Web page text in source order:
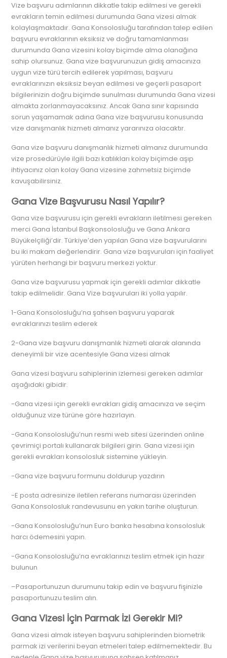
Vize başvuru adımlarının dikkatle takip edilmesi ve gerekli
evrakların temin edilmesi durumunda Gana vizesi almak
kolaylaşmaktadır. Gana Konsolosluğu tarafından talep edilen
başvuru evraklarının eksiksiz ve doğru tamamlanması
durumunda Gana vizesini kolay biçimde alma olanağına
sahip olursunuz. Gana vize başvurunuzun gidiş amacınıza
uygun vize türü tercih edilerek yapılması, başvuru
evraklarınızın eksiksiz beyan edilmesi ve geçerli pasaport
bilgilerinizin doğru biçimde sunulması durumunda Gana vizesi
almakta zorlanmayacaksınız. Ancak Gana sınır kapısında
sorun yaşamamak adına Gana vize başvurusu konusunda
vize danışmanlık hizmeti almanız yararınıza olacaktır.
Gana vize başvuru danışmanlık hizmeti almanız durumunda
vize prosedürüyle ilgili bazı katılıkları kolay biçimde aşıp
ihtiyacınız olan kolay Gana vizesine zahmetsiz biçimde
kavuşabilirsiniz.
Gana Vize Başvurusu Nasıl Yapılır?
Gana vize başvurusu için gerekli evrakların iletilmesi gereken
merci Gana İstanbul Başkonsolosluğu ve Gana Ankara
Büyükelçiliği’dir. Türkiye’den yapılan Gana vize başvurularını
bu iki makam değerlendirir. Gana vize başvuruları için faaliyet
yürüten herhangi bir başvuru merkezi yoktur.
Gana vize başvurusu yapmak için gerekli adımlar dikkatle
takip edilmelidir. Gana Vize başvuruları iki yolla yapılır.
1-Gana Konsolosluğu’na şahsen başvuru yaparak
evraklarınızı teslim ederek
2-Gana vize başvuru danışmanlık hizmeti alarak alanında
deneyimli bir vize acentesiyle Gana vizesi almak
Gana vizesi başvuru sahiplerinin izlemesi gereken adımlar
aşağıdaki gibidir.
-Gana vizesi için gerekli evrakları gidiş amacınıza ve seçim
olduğunuz vize türüne göre hazırlayın.
-Gana Konsolosluğu’nun resmi web sitesi üzerinden online
çevrimiçi portalı kullanarak bilgileri girin. Gana vizesi için
gerekli evrakları konsolosluk sistemine yükleyin.
-Gana vize başvuru formunu doldurup yazdırın
-E posta adresinize iletilen referans numarası üzerinden
Gana Konsolosluk randevusunu en yakın tarihe oluşturun.
-Gana Konsolosluğu’nun Euro banka hesabına konsolosluk
harcı ödemesini yapın.
-Gana Konsolosluğu’na evraklarınızı teslim etmek için hazır
bulunun
–Pasaportunuzun durumunu takip edin ve başvuru fişinizle
pasaportunuzu teslim alın.
Gana Vizesi İçin Parmak İzi Gerekir Mi?
Gana vizesi almak isteyen başvuru sahiplerinden biometrik
parmak izi verilerini beyan etmeleri talep edilmemektedir. Bu